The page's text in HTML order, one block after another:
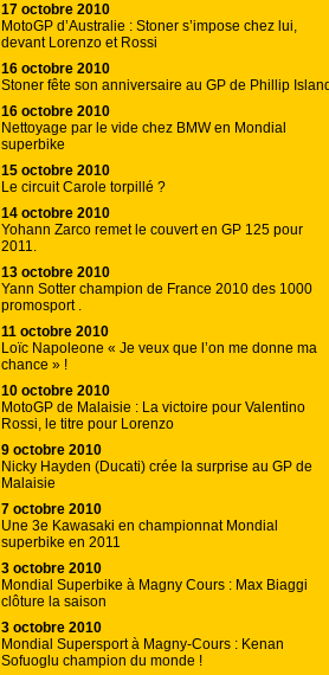
17 octobre 2010
MotoGP d’Australie : Stoner s’impose chez lui,
devant Lorenzo et Rossi
16 octobre 2010
Stoner fête son anniversaire au GP de Phillip Island
16 octobre 2010
Nettoyage par le vide chez BMW en Mondial
superbike
15 octobre 2010
Le circuit Carole torpillé ?
14 octobre 2010
Yohann Zarco remet le couvert en GP 125 pour
2011.
13 octobre 2010
Yann Sotter champion de France 2010 des 1000
promosport .
11 octobre 2010
Loïc Napoleone « Je veux que l’on me donne ma
chance » !
10 octobre 2010
MotoGP de Malaisie : La victoire pour Valentino
Rossi, le titre pour Lorenzo
9 octobre 2010
Nicky Hayden (Ducati) crée la surprise au GP de
Malaisie
7 octobre 2010
Une 3e Kawasaki en championnat Mondial
superbike en 2011
3 octobre 2010
Mondial Superbike à Magny Cours : Max Biaggi
clôture la saison
3 octobre 2010
Mondial Supersport à Magny-Cours : Kenan
Sofuoglu champion du monde !